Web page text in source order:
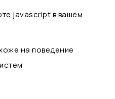
javascript в вашем
на поведение